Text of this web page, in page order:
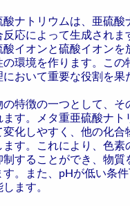
酸ナトリウムは、亜硫酸
応によって生成されま
酸イオンと硫酸イオンを
の環境を作ります。この
おいて重要な役割を果
の特徴の一つとして、そ
ます。メタ重亜硫酸ナト
化しやすく、他の化合
ます。これにより、色素
制することができ、物質
す。また、pHが低い条
ます。